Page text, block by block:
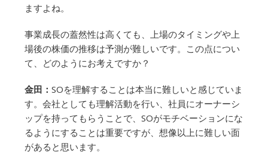
ますよね。
事業成長の蓋然性は高くても、上場のタイミングや上
場後の株価の推移は予測が難しいです。この点につい
て、どのようにお考えですか？
金田： SOを理解することは本当に難しいと感じていま
す。会社としても理解活動を行い、社員にオーナーシ
ップを持ってもらうことで、SOがモチベーションにな
るようにすることは重要ですが、想像以上に難しい面
があると思います。